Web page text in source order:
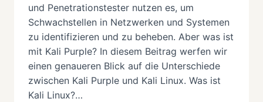
und Penetrationstester nutzen es, um
Schwachstellen in Netzwerken und Systemen
zu identifizieren und zu beheben. Aber was ist
mit Kali Purple? In diesem Beitrag werfen wir
einen genaueren Blick auf die Unterschiede
zwischen Kali Purple und Kali Linux. Was ist
Kali Linux?…